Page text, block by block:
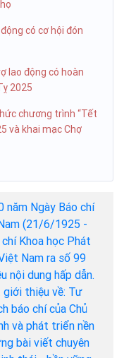
có cơ hội đón
lao động có hoàn
2025
chương trình “Tết
và khai mạc Chợ
năm Ngày Báo chí
(21/6/1925 -
Khoa học Phát
Nam ra số 99
nội dung hấp dẫn.
giới thiệu về: Tư
báo chí của Chủ
và phát triển nền
bài viết chuyên